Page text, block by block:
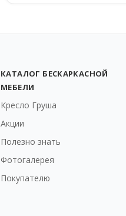
КАТАЛОГ БЕСКАРКАСНОЙ
МЕБЕЛИ
Кресло Груша
Акции
Полезно знать
Фотогалерея
Покупателю